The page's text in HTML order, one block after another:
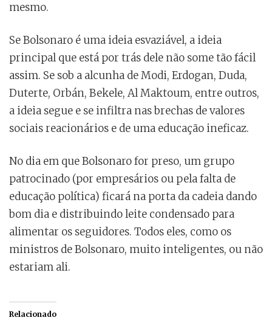
mesmo.
Se Bolsonaro é uma ideia esvaziável, a ideia
principal que está por trás dele não some tão fácil
assim. Se sob a alcunha de Modi, Erdogan, Duda,
Duterte, Orbán, Bekele, Al Maktoum, entre outros,
a ideia segue e se infiltra nas brechas de valores
sociais reacionários e de uma educação ineficaz.
No dia em que Bolsonaro for preso, um grupo
patrocinado (por empresários ou pela falta de
educação política) ficará na porta da cadeia dando
bom dia e distribuindo leite condensado para
alimentar os seguidores. Todos eles, como os
ministros de Bolsonaro, muito inteligentes, ou não
estariam ali.
Relacionado